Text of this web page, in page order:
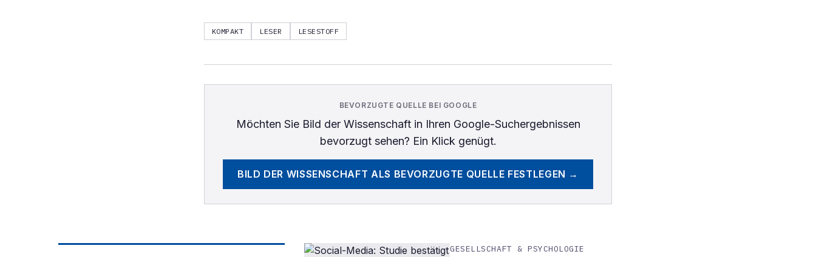
KOMPAKT LESER LESESTOFF
BEVORZUGTE QUELLE BEI GOOGLE
Möchten Sie Bild der Wissenschaftin Ihren Google-Suchergebnissen
bevorzugt sehen? Ein Klick genügt.
BILD DER WISSENSCHAFT ALS BEVORZUGTE QUELLE FESTLEGEN →
GESELLSCHAFT & PSYCHOLOGIE